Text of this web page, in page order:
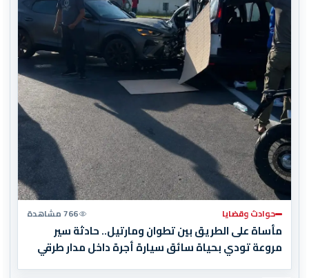
حوادث وقضايا 766 مشاهدة
مأساة على الطريق بين تطوان ومارتيل.. حادثة سير
مروعة تودي بحياة سائق سيارة أجرة داخل مدار طرقي